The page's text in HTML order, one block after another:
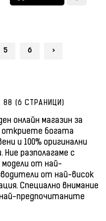
5 6 >
(6 СТРАНИЦИ)
онлайн магазин за
откриете богата
и 100% оригинални
разполагаме с
модели от най-
от най-висок
Специално внимание
предпочитаните